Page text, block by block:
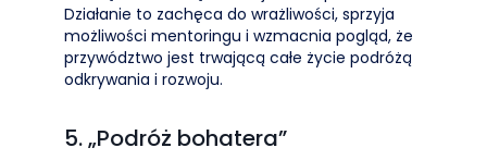
Działanie to zachęca do wrażliwości, sprzyja
możliwości mentoringu i wzmacnia pogląd, że
przywództwo jest trwającą całe życie podróżą
odkrywania i rozwoju.
5. „Podróż bohatera”